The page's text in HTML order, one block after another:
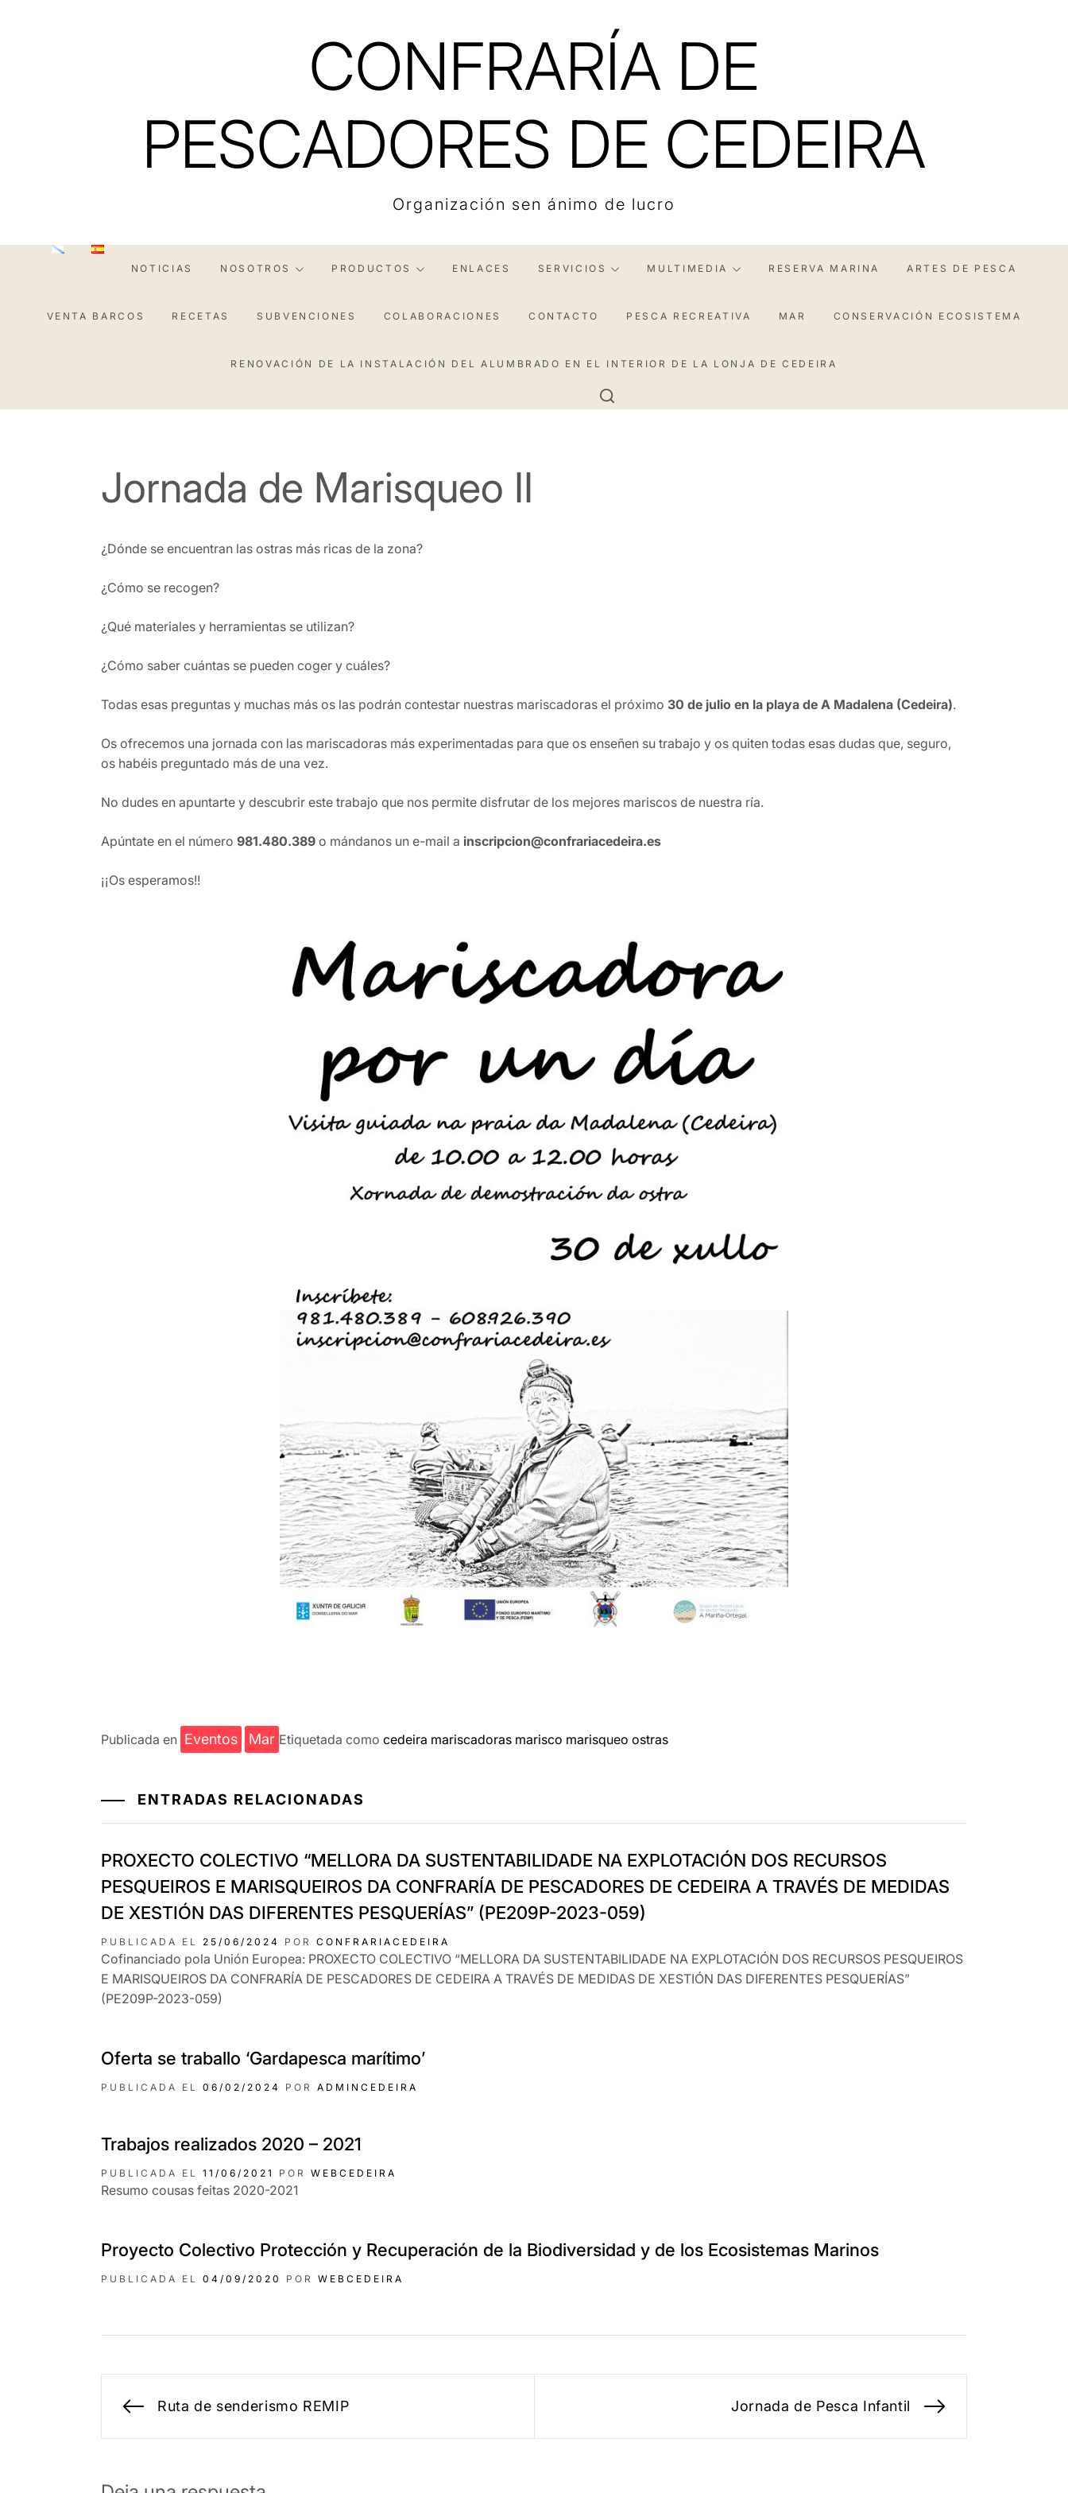
CONFRARÍA DE
PESCADORES DE CEDEIRA
Organización sen ánimo de lucro
NOTICIAS NOSOTROS PRODUCTOS ENLACES SERVICIOS MULTIMEDIA RESERVA MARINA ARTES DE PESCA
VENTA BARCOS RECETAS SUBVENCIONES COLABORACIONES CONTACTO PESCA RECREATIVA MAR CONSERVACIÓN ECOSISTEMA
RENOVACIÓN DE LA INSTALACIÓN DEL ALUMBRADO EN EL INTERIOR DE LA LONJA DE CEDEIRA
Jornada de Marisqueo II
¿Dónde se encuentran las ostras más ricas de la zona?
¿Cómo se recogen?
¿Qué materiales y herramientas se utilizan?
¿Cómo saber cuántas se pueden coger y cuáles?
Todas esas preguntas y muchas más os las podrán contestar nuestras mariscadoras el próximo 30 de julio en la playa de A Madalena (Cedeira).
Os ofrecemos una jornada con las mariscadoras más experimentadas para que os enseñen su trabajo y os quiten todas esas dudas que, seguro,
os habéis preguntado más de una vez.
No dudes en apuntarte y descubrir este trabajo que nos permite disfrutar de los mejores mariscos de nuestra ría.
Apúntate en el número 981.480.389 o mándanos un e-mail a inscripcion@confrariacedeira.es
¡¡Os esperamos!!
Publicada en Eventos Mar Etiquetada como cedeira mariscadoras marisco marisqueo ostras
ENTRADAS RELACIONADAS
PROXECTO COLECTIVO “MELLORA DA SUSTENTABILIDADE NA EXPLOTACIÓN DOS RECURSOS
PESQUEIROS E MARISQUEIROS DA CONFRARÍA DE PESCADORES DE CEDEIRA A TRAVÉS DE MEDIDAS
DE XESTIÓN DAS DIFERENTES PESQUERÍAS” (PE209P-2023-059)
PUBLICADA EL 25/06/2024 POR CONFRARIACEDEIRA
Cofinanciado pola Unión Europea: PROXECTO COLECTIVO “MELLORA DA SUSTENTABILIDADE NA EXPLOTACIÓN DOS RECURSOS PESQUEIROS
E MARISQUEIROS DA CONFRARÍA DE PESCADORES DE CEDEIRA A TRAVÉS DE MEDIDAS DE XESTIÓN DAS DIFERENTES PESQUERÍAS”
(PE209P-2023-059)
Oferta se traballo ‘Gardapesca marítimo’
PUBLICADA EL 06/02/2024 POR ADMINCEDEIRA
Trabajos realizados 2020 – 2021
PUBLICADA EL 11/06/2021 POR WEBCEDEIRA
Resumo cousas feitas 2020-2021
Proyecto Colectivo Protección y Recuperación de la Biodiversidad y de los Ecosistemas Marinos
PUBLICADA EL 04/09/2020 POR WEBCEDEIRA
Navegación
Entrada
Ruta de senderismo REMIP Jornada de Pesca Infantil